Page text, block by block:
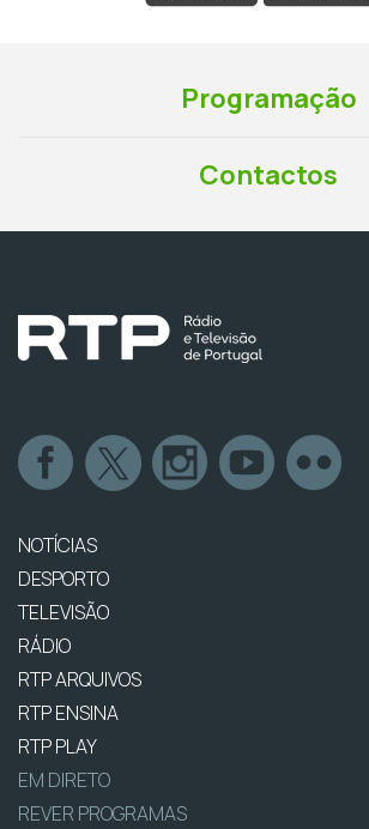
Programação
Contactos
NOTÍCIAS
DESPORTO
TELEVISÃO
RÁDIO
RTP ARQUIVOS
RTP ENSINA
RTP PLAY
EM DIRETO
REVER PROGRAMAS